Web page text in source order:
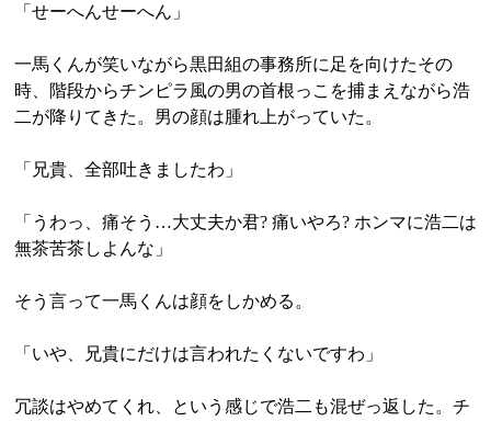
「せーへんせーへん」
一馬くんが笑いながら黒田組の事務所に足を向けたその
時、階段からチンピラ風の男の首根っこを捕まえながら浩
二が降りてきた。男の顔は腫れ上がっていた。
「兄貴、全部吐きましたわ」
「うわっ、痛そう…大丈夫か君? 痛いやろ? ホンマに浩二は
無茶苦茶しよんな」
そう言って一馬くんは顔をしかめる。
「いや、兄貴にだけは言われたくないですわ」
冗談はやめてくれ、という感じで浩二も混ぜっ返した。チ